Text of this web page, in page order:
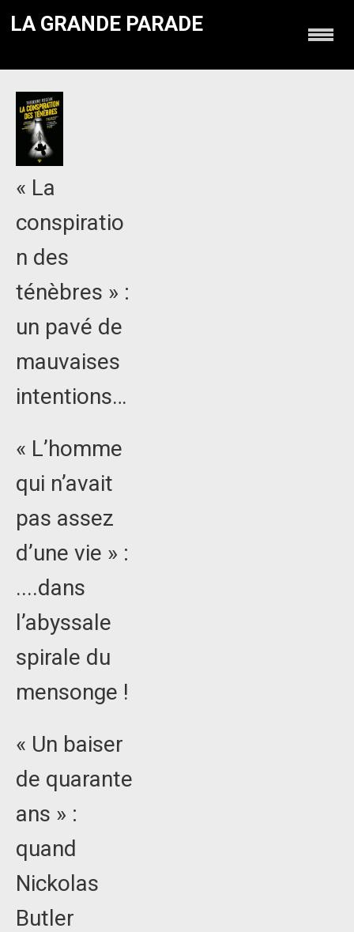
LA GRANDE PARADE
« La
conspiratio
n des
ténèbres » :
un pavé de
mauvaises
intentions…
« L’homme
qui n’avait
pas assez
d’une vie » :
....dans
l’abyssale
spirale du
mensonge !
« Un baiser
de quarante
ans » :
quand
Nickolas
Butler